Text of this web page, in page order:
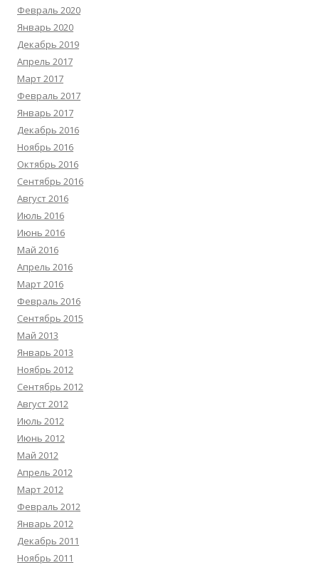
Февраль 2020
Январь 2020
Декабрь 2019
Апрель 2017
Март 2017
Февраль 2017
Январь 2017
Декабрь 2016
Ноябрь 2016
Октябрь 2016
Сентябрь 2016
Август 2016
Июль 2016
Июнь 2016
Май 2016
Апрель 2016
Март 2016
Февраль 2016
Сентябрь 2015
Май 2013
Январь 2013
Ноябрь 2012
Сентябрь 2012
Август 2012
Июль 2012
Июнь 2012
Май 2012
Апрель 2012
Март 2012
Февраль 2012
Январь 2012
Декабрь 2011
Ноябрь 2011